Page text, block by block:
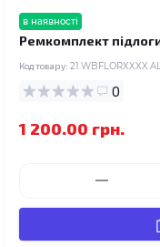
в наявності
Ремкомплект
Код товару:
0
1 200.00 грн.